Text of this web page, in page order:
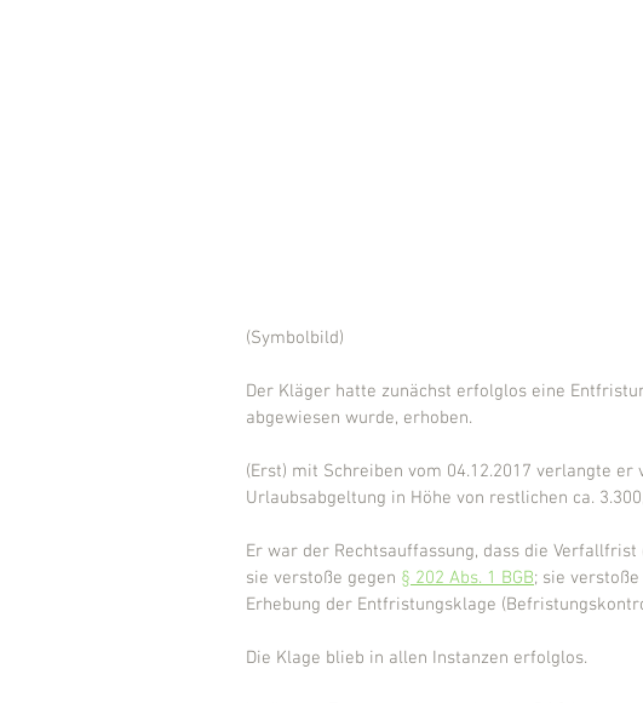
(Symbolbild)
Der Kläger hatte zunächst erfolglos eine
abgewiesen wurde, erhoben.
(Erst) mit Schreiben vom 04.12.2017 verlangte
Urlaubsabgeltung in Höhe von restlichen ca.
Er war der Rechtsauffassung, dass die
sie verstoße gegen § 202 Abs. 1 BGB; sie verstoße
Erhebung der Entfristungsklage
Die Klage blieb in allen Instanzen erfolglos.